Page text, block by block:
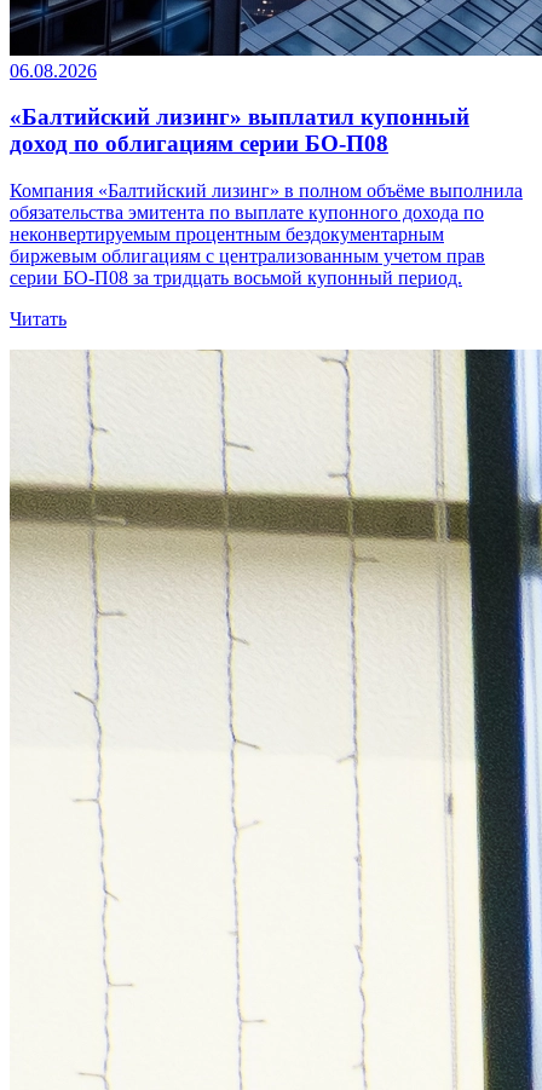
06.08.2026
«Балтийский лизинг» выплатил купонный
доход по облигациям серии БО-П08
Компания «Балтийский лизинг» в полном объёме выполнила
обязательства эмитента по выплате купонного дохода по
неконвертируемым процентным бездокументарным
биржевым облигациям с централизованным учетом прав
серии БО-П08 за тридцать восьмой купонный период.
Читать